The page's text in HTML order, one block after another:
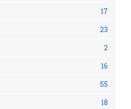
17
23
2
16
55
18